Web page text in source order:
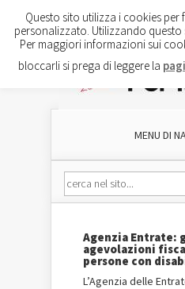
MENU DI
Agenzia Entrate:
agevolazioni
persone con
L’Agenzia delle
Questo sito utilizza i cookies
personalizzato. Utilizzando
Per maggiori informazioni sui
bloccarli si prega di leggere la